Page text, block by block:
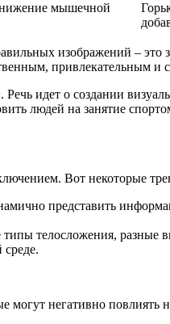
мышечной
изображений – это
привлекательным и
идет о создании
людей на занятие
Вот некоторые
представить
телосложения, разные
негативно повлиять